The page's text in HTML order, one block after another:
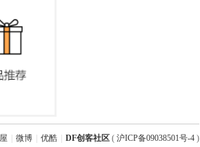
微博 优酷 DF创客社区 ( 沪ICP备09038501号-4 )